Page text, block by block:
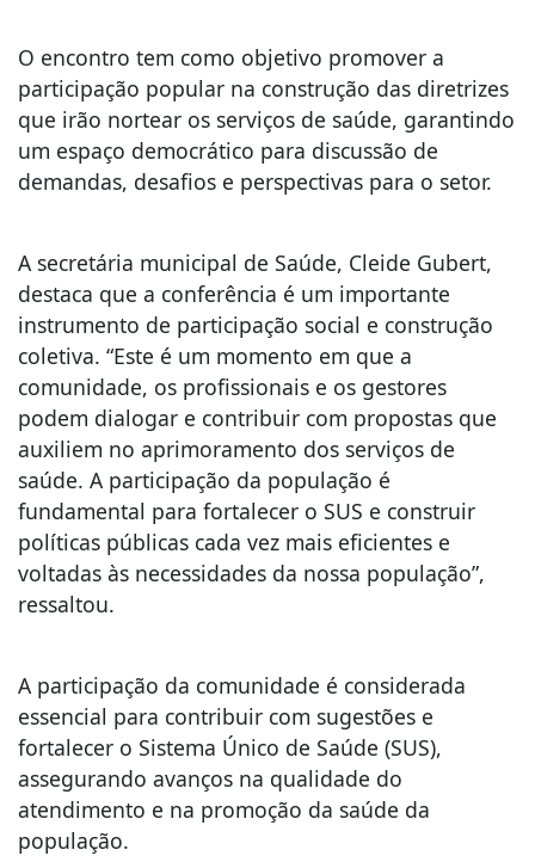
O encontro tem como objetivo promover a
participação popular na construção das diretrizes
que irão nortear os serviços de saúde, garantindo
um espaço democrático para discussão de
demandas, desafios e perspectivas para o setor.
A secretária municipal de Saúde, Cleide Gubert,
destaca que a conferência é um importante
instrumento de participação social e construção
coletiva. “Este é um momento em que a
comunidade, os profissionais e os gestores
podem dialogar e contribuir com propostas que
auxiliem no aprimoramento dos serviços de
saúde. A participação da população é
fundamental para fortalecer o SUS e construir
políticas públicas cada vez mais eficientes e
voltadas às necessidades da nossa população”,
ressaltou.
A participação da comunidade é considerada
essencial para contribuir com sugestões e
fortalecer o Sistema Único de Saúde (SUS),
assegurando avanços na qualidade do
atendimento e na promoção da saúde da
população.